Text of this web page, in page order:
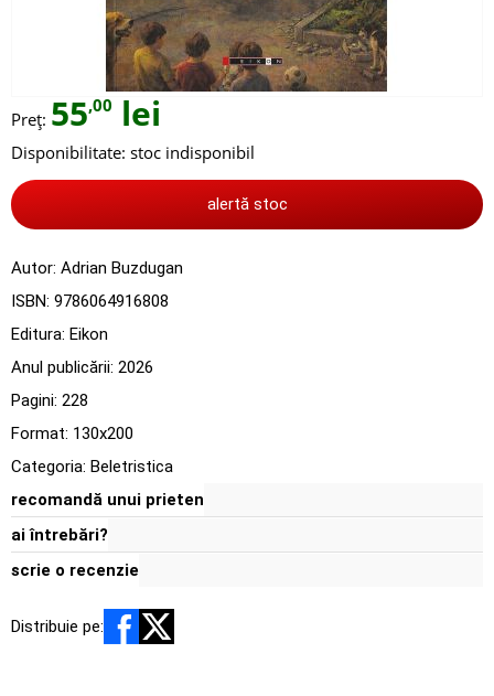
Preț: 55,00 lei
Disponibilitate: stoc indisponibil
alertă stoc
Autor: Adrian Buzdugan
ISBN: 9786064916808
Editura: Eikon
Anul publicării: 2026
Pagini: 228
Format: 130x200
Categoria: Beletristica
recomandă unui prieten
ai întrebări?
scrie o recenzie
Distribuie pe: